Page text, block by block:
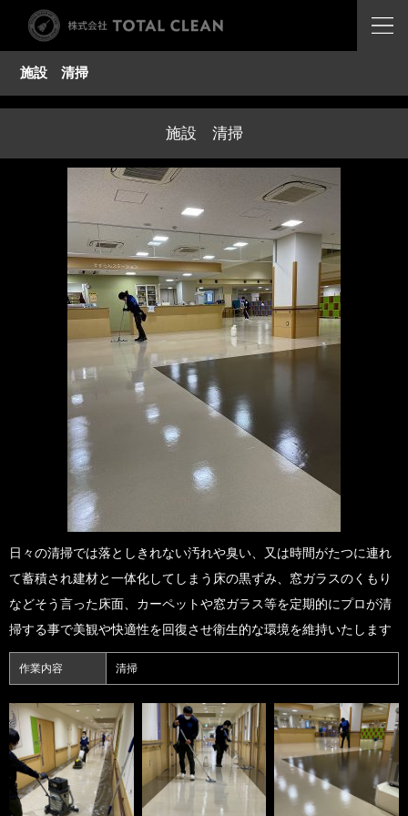
施設 清掃
施設 清掃
日々の清掃では落としきれない汚れや臭い、又は時間がたつに連れ
て蓄積され建材と一体化してしまう床の黒ずみ、窓ガラスのくもり
などそう言った床面、カーペットや窓ガラス等を定期的にプロが清
掃する事で美観や快適性を回復させ衛生的な環境を維持いたします
作業内容 清掃